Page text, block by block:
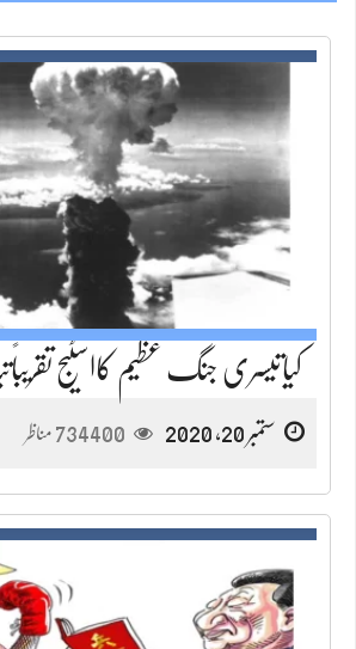
کیاتیسری جنگ عظیم کااسٹیج
ستمبر 20, 2020 734400 مناظر